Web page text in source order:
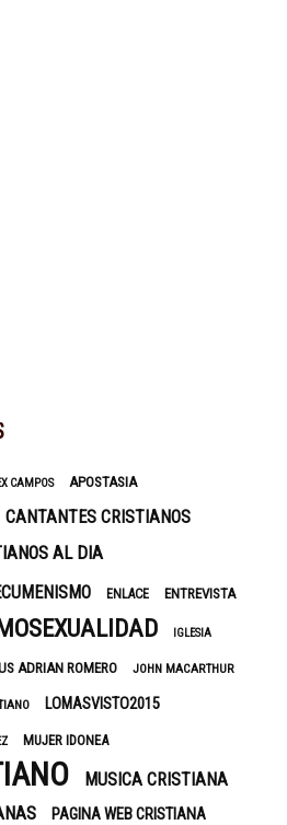
CAMPOS APOSTASIA
CANTANTES CRISTIANOS
AL DIA
ENLACE ENTREVISTA
IGLESIA
ADRIAN ROMERO JOHN MACARTHUR
LOMASVISTO2015
MUJER IDONEA
MUSICA CRISTIANA
PAGINA WEB CRISTIANA